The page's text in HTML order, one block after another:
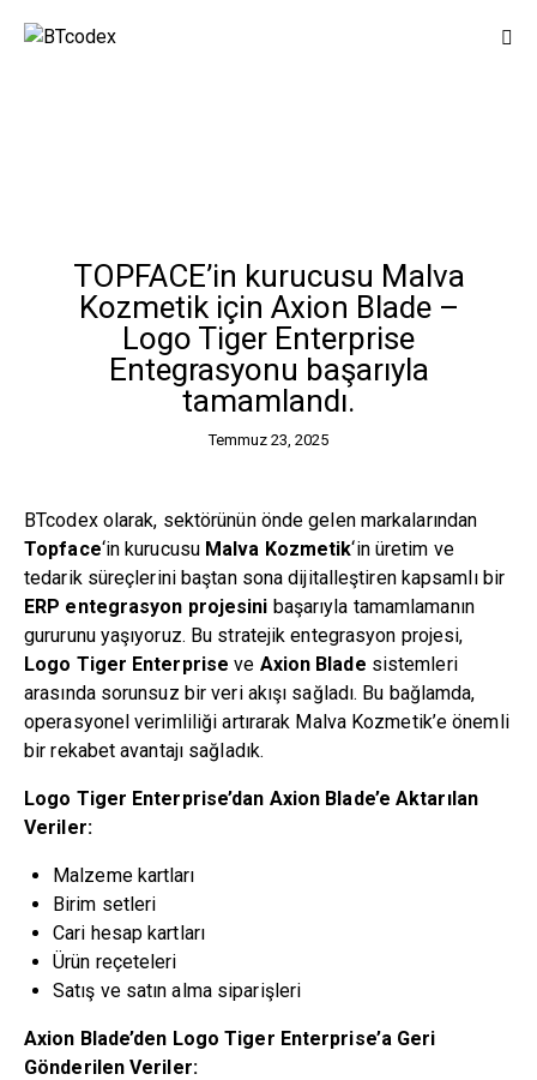
TOPFACE’in kurucusu Malva
Kozmetik için Axion Blade –
Logo Tiger Enterprise
Entegrasyonu başarıyla
tamamlandı.
Temmuz 23, 2025
BTcodex olarak, sektörünün önde gelen markalarından
Topface‘in kurucusu Malva Kozmetik‘in üretim ve
tedarik süreçlerini baştan sona dijitalleştiren kapsamlı bir
ERP entegrasyon projesini başarıyla tamamlamanın
gururunu yaşıyoruz. Bu stratejik entegrasyon projesi,
Logo Tiger Enterprise ve Axion Blade sistemleri
arasında sorunsuz bir veri akışı sağladı. Bu bağlamda,
operasyonel verimliliği artırarak Malva Kozmetik’e önemli
bir rekabet avantajı sağladık.
Logo Tiger Enterprise’dan Axion Blade’e Aktarılan
Veriler:
Malzeme kartları
Birim setleri
Cari hesap kartları
Ürün reçeteleri
Satış ve satın alma siparişleri
Axion Blade’den Logo Tiger Enterprise’a Geri
Gönderilen Veriler: